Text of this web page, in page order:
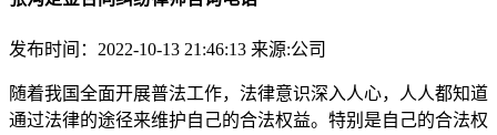
发布时间：2022-10-13 21:46:13 来源:公司
随着我国全面开展普法工作，法律意识深入人心，人人都知道
通过法律的途径来维护自己的合法权益。特别是自己的合法权